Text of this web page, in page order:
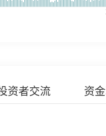
资者交流 资